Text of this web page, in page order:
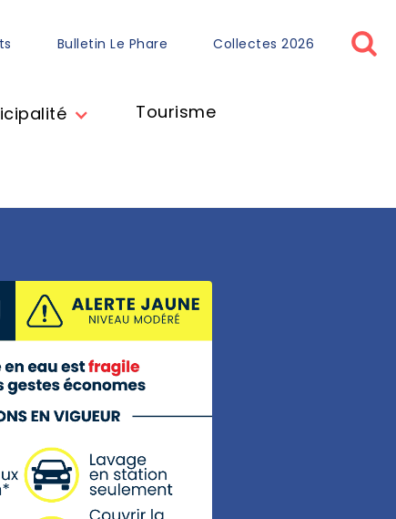
Bulletin Le Phare Collectes 2026
Tourisme